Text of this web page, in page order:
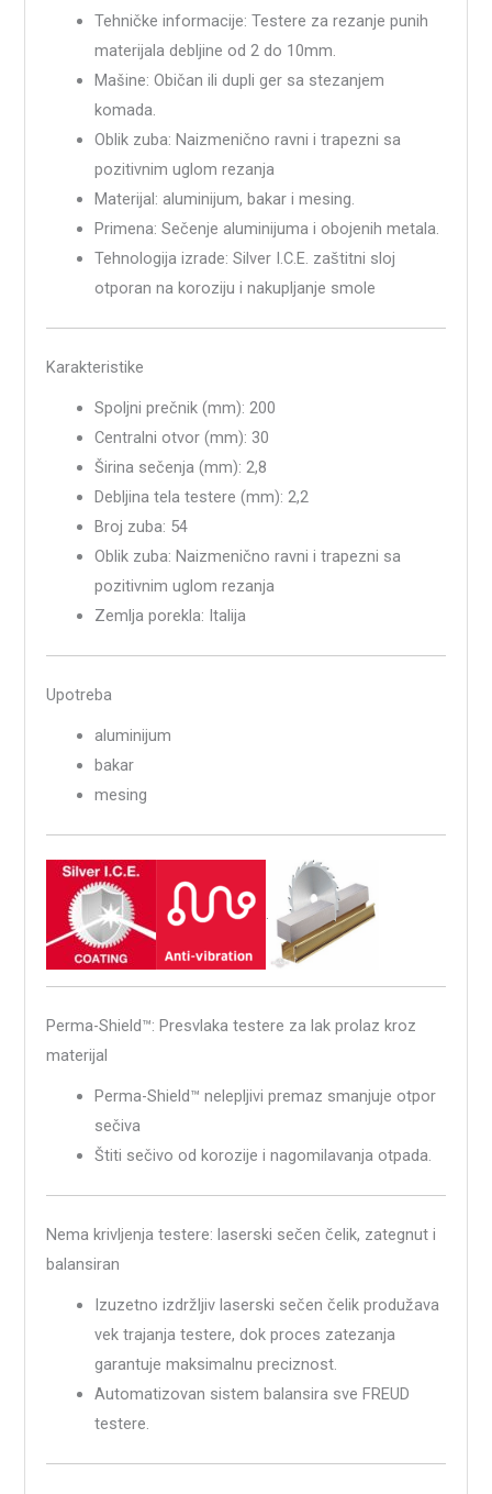
Tehničke informacije: Testere za rezanje punih
materijala debljine od 2 do 10mm.
Mašine: Običan ili dupli ger sa stezanjem
komada.
Oblik zuba: Naizmenično ravni i trapezni sa
pozitivnim uglom rezanja
Materijal: aluminijum, bakar i mesing.
Primena: Sečenje aluminijuma i obojenih metala.
Tehnologija izrade: Silver I.C.E. zaštitni sloj
otporan na koroziju i nakupljanje smole
Karakteristike
Spoljni prečnik (mm): 200
Centralni otvor (mm): 30
Širina sečenja (mm): 2,8
Debljina tela testere (mm): 2,2
Broj zuba: 54
Oblik zuba: Naizmenično ravni i trapezni sa
pozitivnim uglom rezanja
Zemlja porekla: Italija
Upotreba
aluminijum
bakar
mesing
.
Perma-Shield™: Presvlaka testere za lak prolaz kroz
materijal
Perma-Shield™ nelepljivi premaz smanjuje otpor
sečiva
Štiti sečivo od korozije i nagomilavanja otpada.
Nema krivljenja testere: laserski sečen čelik, zategnut i
balansiran
Izuzetno izdržljiv laserski sečen čelik produžava
vek trajanja testere, dok proces zatezanja
garantuje maksimalnu preciznost.
Automatizovan sistem balansira sve FREUD
testere.